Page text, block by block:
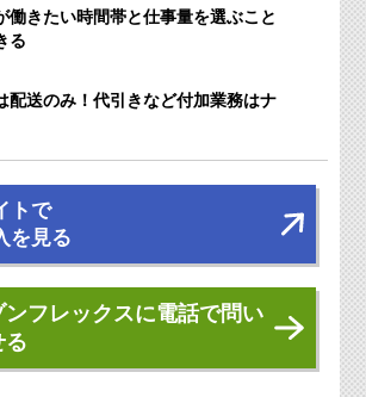
働きたい時間帯と仕事量を選ぶこと
る
配送のみ！代引きなど付加業務はナ
トで
を見る
ンフレックスに電話で問い
る